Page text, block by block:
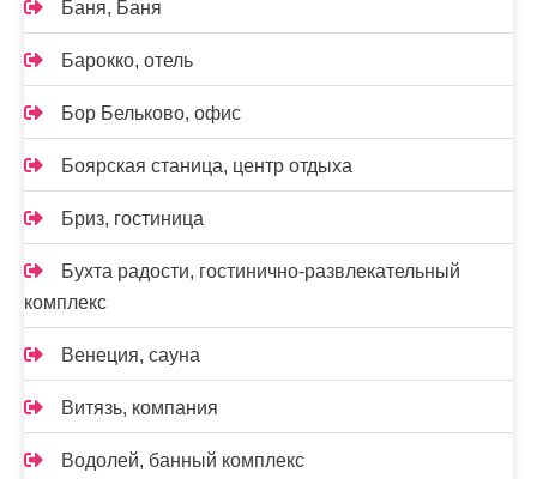
Баня, Баня
Барокко, отель
Бор Бельково, офис
Боярская станица, центр отдыха
Бриз, гостиница
Бухта радости, гостинично-развлекательный
комплекс
Венеция, сауна
Витязь, компания
Водолей, банный комплекс